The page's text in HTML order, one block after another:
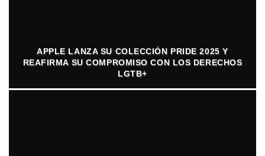
APPLE LANZA SU COLECCIÓN PRIDE 2025 Y
REAFIRMA SU COMPROMISO CON LOS DERECHOS
LGTB+